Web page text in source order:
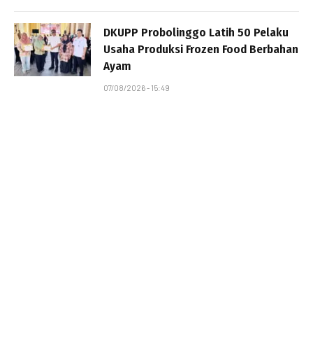
DKUPP Probolinggo Latih 50 Pelaku
Usaha Produksi Frozen Food Berbahan
Ayam
07/08/2026 - 15:49